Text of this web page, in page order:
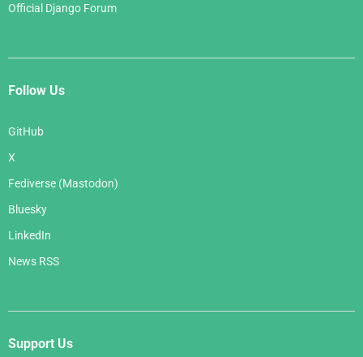
Official Django Forum
Follow Us
GitHub
X
Fediverse (Mastodon)
Bluesky
LinkedIn
News RSS
Support Us